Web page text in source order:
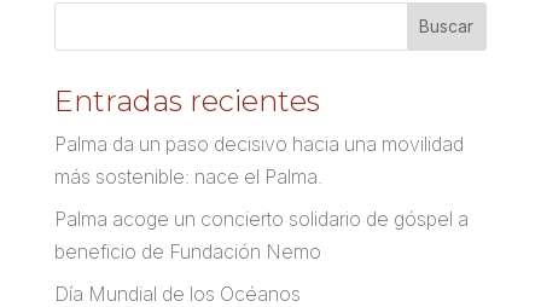
Entradas recientes
Palma da un paso decisivo hacia una movilidad
más sostenible: nace el Palma.
Palma acoge un concierto solidario de góspel a
beneficio de Fundación Nemo
Día Mundial de los Océanos